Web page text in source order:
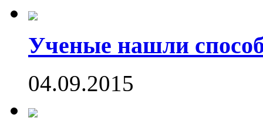
Ученые нашли
04.09.2015